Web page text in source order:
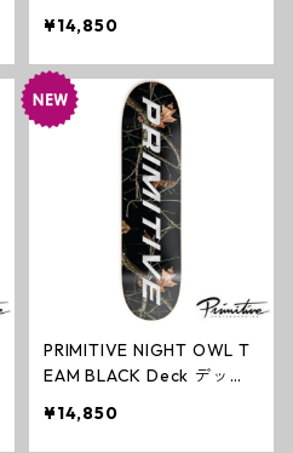
ィブ
¥14,850
PRIMITIVE NIGHT OWL T
EAM BLACK Deck デッキ
ィブ
¥14,850